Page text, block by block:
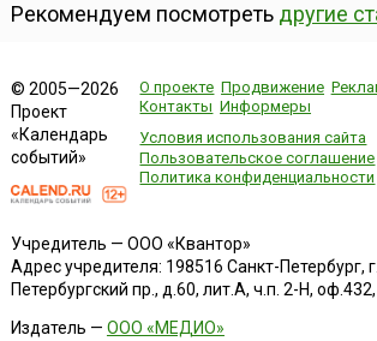
Рекомендуем посмотреть другие
© 2005—2026
Проект
«Календарь
событий»
О проекте Продвижение
Контакты Информеры
Условия использования сайта
Пользовательское соглашение
Политика конфиденциальности
Учредитель — ООО «Квантор»
Адрес учредителя: 198516 Санкт-Петербург,
Петербургский пр., д.60, лит.А, ч.п. 2-Н,
Издатель — ООО «МЕДИО»